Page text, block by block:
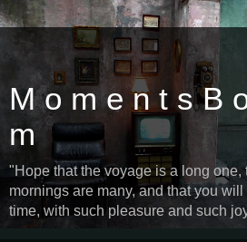
M o m e n t s B
m
"Hope that the voyage is a long one,
mornings are many, and that you
time, with such pleasure and such